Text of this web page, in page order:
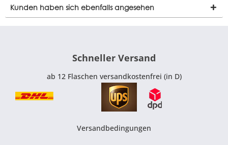
Kunden haben sich ebenfalls angesehen
Schneller Versand
ab 12 Flaschen versandkostenfrei (in D)
Versandbedingungen